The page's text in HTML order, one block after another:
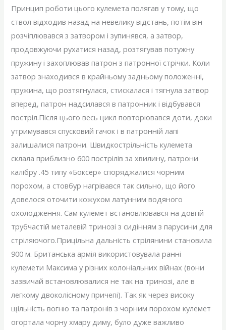
Принцип роботи цього кулемета полягав у тому, що
ствол відходив назад на невелику відстань, потім він
розчіплювався з затвором і зупинявся, а затвор,
продовжуючи рухатися назад, розтягував потужну
пружину і захоплював патрон з патронної стрічки. Коли
затвор знаходився в крайньому задньому положенні,
пружина, що розтягнулася, стискалася і тягнула затвор
вперед, патрон надсилався в патронник і відбувався
постріл.Після цього весь цикл повторювався доти, доки
утримувався спусковий гачок і в патронній лапі
залишалися патрони. Швидкострільність кулемета
склала приблизно 600 пострілів за хвилину, патрони
калібру .45 типу «Боксер» споряджалися чорним
порохом, а стовбур нагрівався так сильно, що його
довелося оточити кожухом латунним водяного
охолодження. Сам кулемет встановлювався на довгій
трубчастій металевій тринозі з сидінням з парусини для
стріляючого.Прицільна дальність стрілянини становила
900 м. Британська армія використовувала ранні
кулемети Максима у різних колоніальних війнах (вони
зазвичай встановлювалися не так на тринозі, але в
легкому двоколісному причепі). Так як через високу
щільність вогню та патронів з чорним порохом кулемет
огортала чорну хмару диму, було дуже важливо